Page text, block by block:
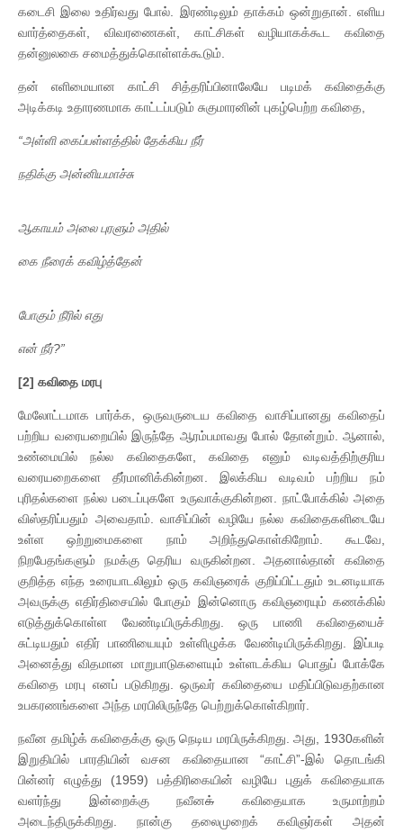
கடைசி இலை உதிர்வது போல். இரண்டிலும் தாக்கம் ஒன்றுதான். எளிய
வார்த்தைகள், விவரணைகள், காட்சிகள் வழியாகக்கூட கவிதை
தன்னுலகை சமைத்துக்கொள்ளக்கூடும்.
தன் எளிமையான காட்சி சித்தரிப்பினாலேயே படிமக் கவிதைக்கு
அடிக்கடி உதாரணமாக காட்டப்படும் சுகுமாரனின் புகழ்பெற்ற கவிதை,
“அள்ளி கைப்பள்ளத்தில் தேக்கிய நீர்
நதிக்கு அன்னியமாச்சு
ஆகாயம் அலை புரளும் அதில்
கை நீரைக் கவிழ்த்தேன்
போகும் நீரில் எது
என் நீர்?”
[2] கவிதை மரபு
மேலோட்டமாக பார்க்க, ஒருவருடைய கவிதை வாசிப்பானது கவிதைப்
பற்றிய வரையறையில் இருந்தே ஆரம்பமாவது போல் தோன்றும். ஆனால்,
உண்மையில் நல்ல கவிதைகளே, கவிதை எனும் வடிவத்திற்குரிய
வரையறைகளை தீர்மானிக்கின்றன. இலக்கிய வடிவம் பற்றிய நம்
புரிதல்களை நல்ல படைப்புகளே உருவாக்குகின்றன. நாட்போக்கில் அதை
விஸ்தரிப்பதும் அவைதாம். வாசிப்பின் வழியே நல்ல கவிதைகளிடையே
உள்ள ஒற்றுமைகளை நாம் அறிந்துகொள்கிறோம். கூடவே,
நிறபேதங்களும் நமக்கு தெரிய வருகின்றன. அதனால்தான் கவிதை
குறித்த எந்த உரையாடலிலும் ஒரு கவிஞரைக் குறிப்பிட்டதும் உடனடியாக
அவருக்கு எதிர்திசையில் போகும் இன்னொரு கவிஞரையும் கணக்கில்
எடுத்துக்கொள்ள வேண்டியிருக்கிறது. ஒரு பாணி கவிதையைச்
சுட்டியதும் எதிர் பாணியையும் உள்ளிழுக்க வேண்டியிருக்கிறது. இப்படி
அனைத்து விதமான மாறுபாடுகளையும் உள்ளடக்கிய பொதுப் போக்கே
கவிதை மரபு எனப் படுகிறது. ஒருவர் கவிதையை மதிப்பிடுவதற்கான
உபகரணங்களை அந்த மரபிலிருந்தே பெற்றுக்கொள்கிறார்.
நவீன தமிழ்க் கவிதைக்கு ஒரு நெடிய மரபிருக்கிறது. அது, 1930களின்
இறுதியில் பாரதியின் வசன கவிதையான “காட்சி”-இல் தொடங்கி
பின்னர் எழுத்து (1959) பத்திரிகையின் வழியே புதுக் கவிதையாக
வளர்ந்து இன்றைக்கு நவீனக் கவிதையாக உருமாற்றம்
அடைந்திருக்கிறது. நான்கு தலைமுறைக் கவிஞர்கள் அதன்